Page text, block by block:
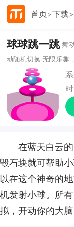
首页 下载
球球跳一跳 舞
动随机切换 无限乐趣
时
在蓝天白云
毁石块就可帮助
以在这个神奇的
机发射小球。所
拟，开动你的大